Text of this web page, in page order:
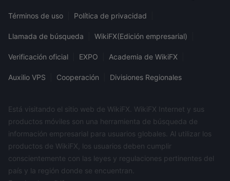
Términos de uso Política de privacidad
Llamada de búsqueda WikiFX(Edición empresarial)
Verificación oficial EXPO Academia de WikiFX
Auxilio VPS Cooperación Divisiones Regionales
Está visitando el sitio web de WikiFX. WikiFX Internet y sus
productos móviles son una herramienta de búsqueda de
información empresarial para usuarios globales. Al utilizar los
productos de WikiFX, los usuarios deben cumplir
conscientemente con las leyes y regulaciones pertinentes del
país y la región donde se encuentran.